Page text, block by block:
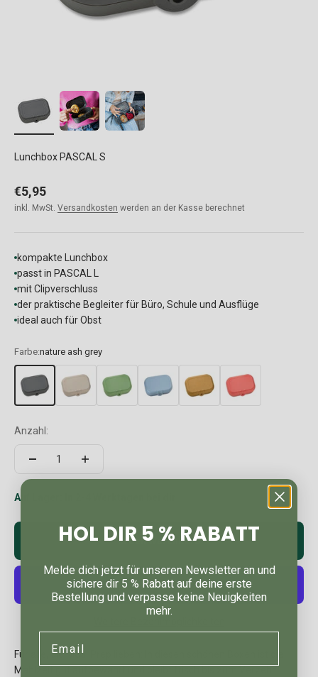
Lunchbox PASCAL S
Angebot
€5,95
inkl. MwSt. Versandkosten werden an der Kasse berechnet
kompakte Lunchbox
passt in PASCAL L
mit Clipverschluss
der praktische Begleiter für Büro, Schule und Ausflüge
ideal auch für Obst
Farbe:nature ash grey
Anzahl:
Auf Lager: In 2-4 Werktagen bei dir
In den Warenkorb
Für alle, die Meal Prep lieben: In diesen schönen Boxen ist die
Mahlzeit gut aufbewahrt und bleibt frisch bis zum Verzehr.
HOL DIR 5 % RABATT
Melde dich jetzt für unseren Newsletter an und
sichere dir 5 % Rabatt auf deine erste
Bestellung und verpasse keine Neuigkeiten
mehr.